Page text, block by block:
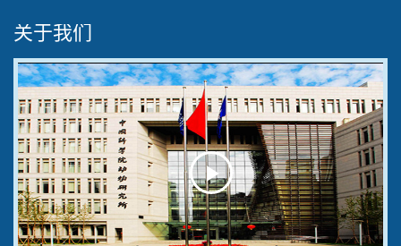
关于我们
Play
Video